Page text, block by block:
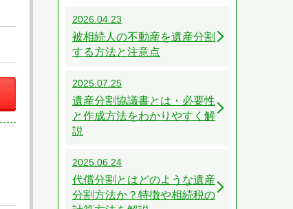
2026.04.23
被相続人の不動産を遺産分割
する方法と注意点
2025.07.25
遺産分割協議書とは・必要性
と作成方法をわかりやすく解
説
2025.06.24
代償分割とはどのような遺産
分割方法か？特徴や相続税の